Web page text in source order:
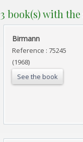
3 book(s) with
‎Birmann‎
Reference : 75245
(1968)
See the book